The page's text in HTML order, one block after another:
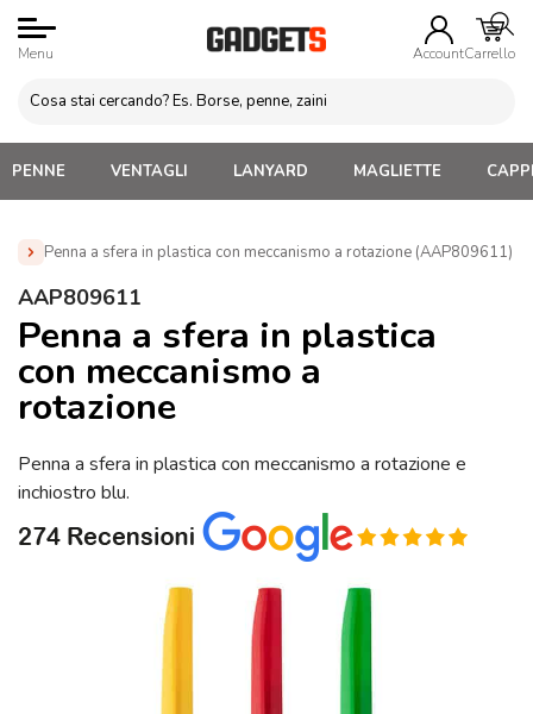
Menu AccountCarrello
PENNE VENTAGLI LANYARD MAGLIETTE
Penna a sfera in plastica con meccanismo a rotazione (AAP809611)
Home »
Penne Personalizzate con LOGO, Matite, Pastelli,
sfera in plastica con meccanismo a rotazione (AAP809611)
AAP809611
Penna a sfera in plastica
con meccanismo a
rotazione
Penna a sfera in plastica con meccanismo a rotazione e
inchiostro blu.